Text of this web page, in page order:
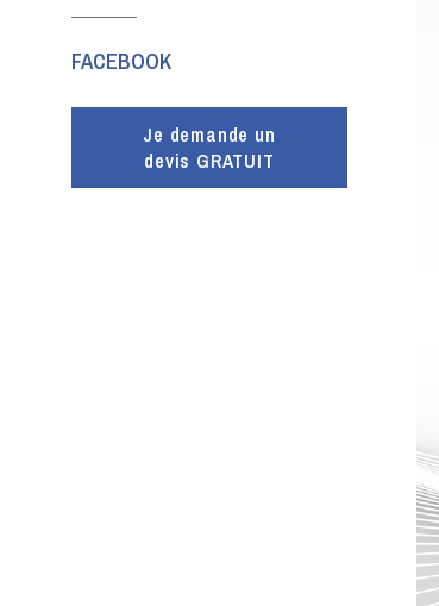
FACEBOOK
Je demande un
devis GRATUIT